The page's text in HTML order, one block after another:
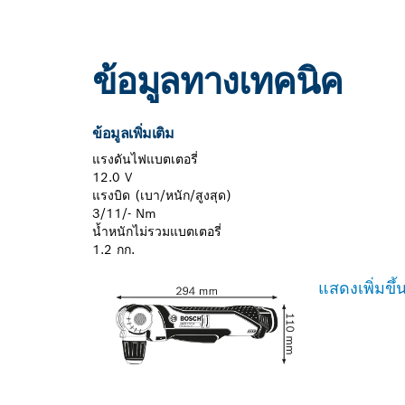
ข้อมูลทางเทคนิค
ข้อมูลเพิ่มเติม
แรงดันไฟแบตเตอรี่
12.0 V
แรงบิด (เบา/หนัก/สูงสุด)
3/11/- Nm
น้ำหนักไม่รวมแบตเตอรี่
1.2 กก.
แสดงเพิ่มขึ้